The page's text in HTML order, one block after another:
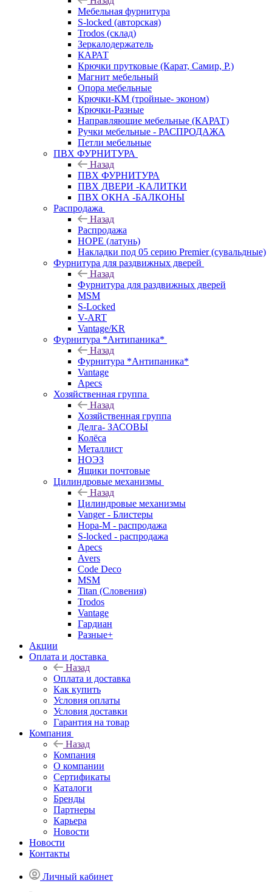
Мебельная фурнитура
S-locked (авторская)
Trodos (склад)
Зеркалодержатель
КАРАТ
Крючки прутковые (Карат, Самир, Р.)
Магнит мебельный
Опора мебельные
Крючки-КМ (тройные- эконом)
Крючки-Разные
Направляющие мебельные (КАРАТ)
Ручки мебельные - РАСПРОДАЖА
Петли мебельные
ПВХ ФУРНИТУРА
Назад
ПВХ ФУРНИТУРА
ПВХ ДВЕРИ -КАЛИТКИ
ПВХ ОКНА -БАЛКОНЫ
Распродажа
Назад
Распродажа
HOPE (латунь)
Накладки под 05 серию Premier (сувальдные)
Фурнитура для раздвижных дверей
Назад
Фурнитура для раздвижных дверей
MSM
S-Locked
V-ART
Vantage/KR
Фурнитура *Антипаника*
Назад
Фурнитура *Антипаника*
Vantage
Apecs
Хозяйственная группа
Назад
Хозяйственная группа
Делга- ЗАСОВЫ
Колёса
Металлист
НОЭЗ
Ящики почтовые
Цилиндровые механизмы
Назад
Цилиндровые механизмы
Vanger - Блистеры
Нора-М - распродажа
S-locked - распродажа
Apecs
Avers
Code Deco
MSM
Titan (Словения)
Trodos
Vantage
Гардиан
Разные+
Акции
Оплата и доставка
Назад
Оплата и доставка
Как купить
Условия оплаты
Условия доставки
Гарантия на товар
Компания
Назад
Компания
О компании
Сертификаты
Каталоги
Бренды
Партнеры
Карьера
Новости
Новости
Контакты
Личный кабинет